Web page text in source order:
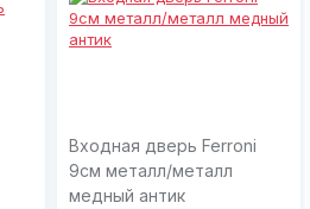
Входная дверь Ferroni
9см металл/металл
медный антик